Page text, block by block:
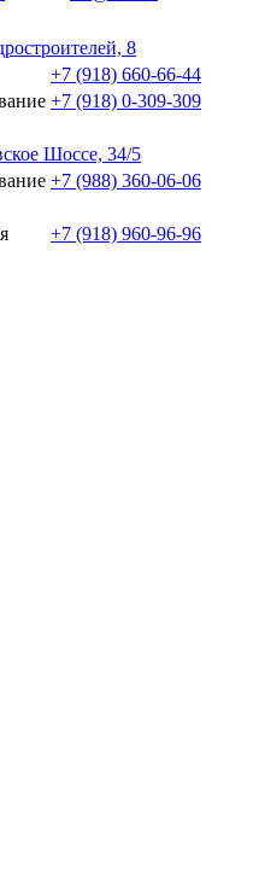
8
+7 (918) 660-66-44
+7 (918) 0-309-309
Шоссе, 34/5
+7 (988) 360-06-06
+7 (918) 960-96-96